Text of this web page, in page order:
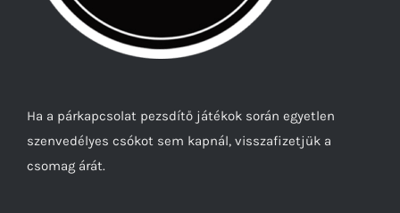
Ha a párkapcsolat pezsdítő játékok során egyetlen
szenvedélyes csókot sem kapnál, visszafizetjük a
csomag árát.